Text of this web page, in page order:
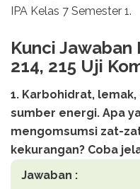
IPA Kelas 7 Semester 1.
Kunci Jawaban
214, 215 Uji
1. Karbohidrat,
sumber energi. Apa
mengomsumsi zat-
kekurangan? Coba
Jawaban :